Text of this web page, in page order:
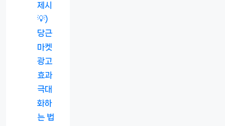
제시
💡)
당근
마켓
광고
효과
극대
화하
는 법